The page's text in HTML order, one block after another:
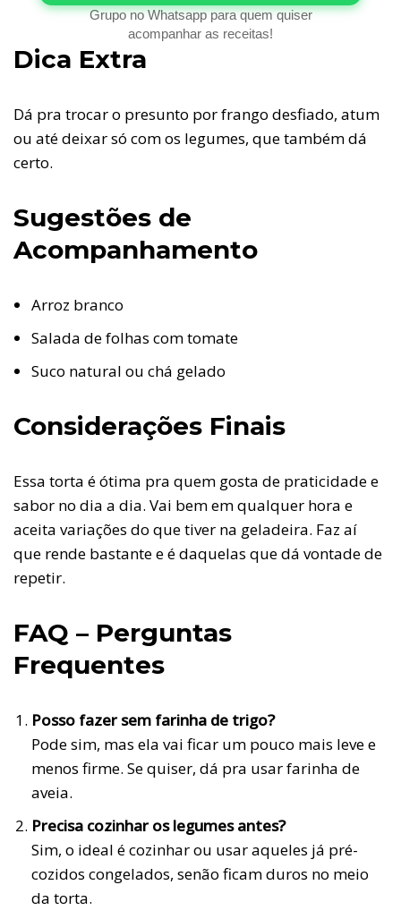
Grupo no Whatsapp para quem quiser
acompanhar as receitas!
Dica Extra
Dá pra trocar o presunto por frango desfiado, atum
ou até deixar só com os legumes, que também dá
certo.
Sugestões de
Acompanhamento
Arroz branco
Salada de folhas com tomate
Suco natural ou chá gelado
Considerações Finais
Essa torta é ótima pra quem gosta de praticidade e
sabor no dia a dia. Vai bem em qualquer hora e
aceita variações do que tiver na geladeira. Faz aí
que rende bastante e é daquelas que dá vontade de
repetir.
FAQ – Perguntas
Frequentes
Posso fazer sem farinha de trigo?
Pode sim, mas ela vai ficar um pouco mais leve e
menos firme. Se quiser, dá pra usar farinha de
aveia.
Precisa cozinhar os legumes antes?
Sim, o ideal é cozinhar ou usar aqueles já pré-
cozidos congelados, senão ficam duros no meio
da torta.